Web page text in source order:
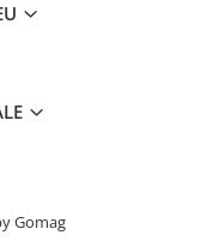
Gomag